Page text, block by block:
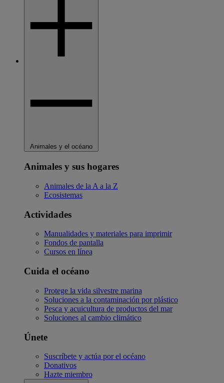
Animales y el océano
Animales y sus hogares
Animales de la A a la Z
Ecosistemas
Actividades
Manualidades y materiales para imprimir
Fondos de pantalla
Cursos en línea
Cuida el océano
Protege la vida silvestre marina
Soluciones a la contaminación por plástico
Pesca y acuicultura de productos del mar
Soluciones al cambio climático
Únete
Suscríbete y actúa por el océano
Donativos
Hazte miembro